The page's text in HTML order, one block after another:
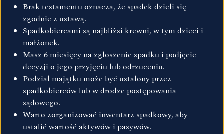
Brak testamentu oznacza, że spadek dzieli się
zgodnie z ustawą.
Spadkobiercami są najbliżsi krewni, w tym dzieci i
małżonek.
Masz 6 miesięcy na zgłoszenie spadku i podjęcie
decyzji o jego przyjęciu lub odrzuceniu.
Podział majątku może być ustalony przez
spadkobierców lub w drodze postępowania
sądowego.
Warto zorganizować inwentarz spadkowy, aby
ustalić wartość aktywów i pasywów.